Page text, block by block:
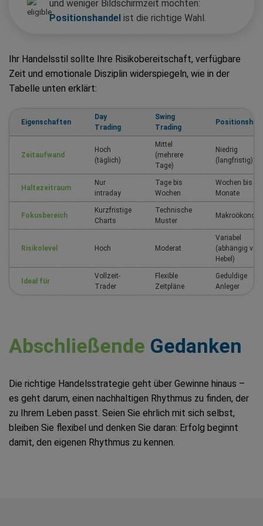
und weniger Bildschirmzeit möchten:
Positionshandel ist die richtige Wahl.
Ihr Handelsstil sollte Ihre Risikobereitschaft, verfügbare
Zeit und emotionale Disziplin widerspiegeln, wie in der
Tabelle unten erklärt:
Eigenschaften
Day
Trading
Swing
Trading
Zeitaufwand
Hoch
(täglich)
Mittel
(mehrere
Tage)
Niedrig
(langfristig)
Haltezeitraum
Nur
intraday
Tage bis
Wochen
Wochen bis
Monate
Fokusbereich
Kurzfristige
Charts
Technische
Muster
Risikolevel Hoch Moderat
Variabel
(abhängig vom
Hebel)
Ideal für
Vollzeit-
Trader
Flexible
Zeitpläne
Geduldige
Anleger
Abschließende Gedanken
Die richtige Handelsstrategie geht über Gewinne hinaus –
es geht darum, einen nachhaltigen Rhythmus zu finden, der
zu Ihrem Leben passt. Seien Sie ehrlich mit sich selbst,
bleiben Sie flexibel und denken Sie daran: Erfolg beginnt
damit, den eigenen Rhythmus zu kennen.